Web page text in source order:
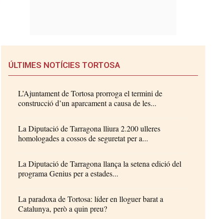
ÚLTIMES NOTÍCIES TORTOSA
L’Ajuntament de Tortosa prorroga el termini de
construcció d’un aparcament a causa de les...
La Diputació de Tarragona lliura 2.200 ulleres
homologades a cossos de seguretat per a...
La Diputació de Tarragona llança la setena edició del
programa Genius per a estades...
La paradoxa de Tortosa: líder en lloguer barat a
Catalunya, però a quin preu?